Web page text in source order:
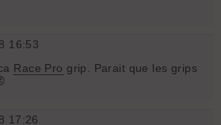
16:53
Race Pro grip. Parait que les grips
17:26